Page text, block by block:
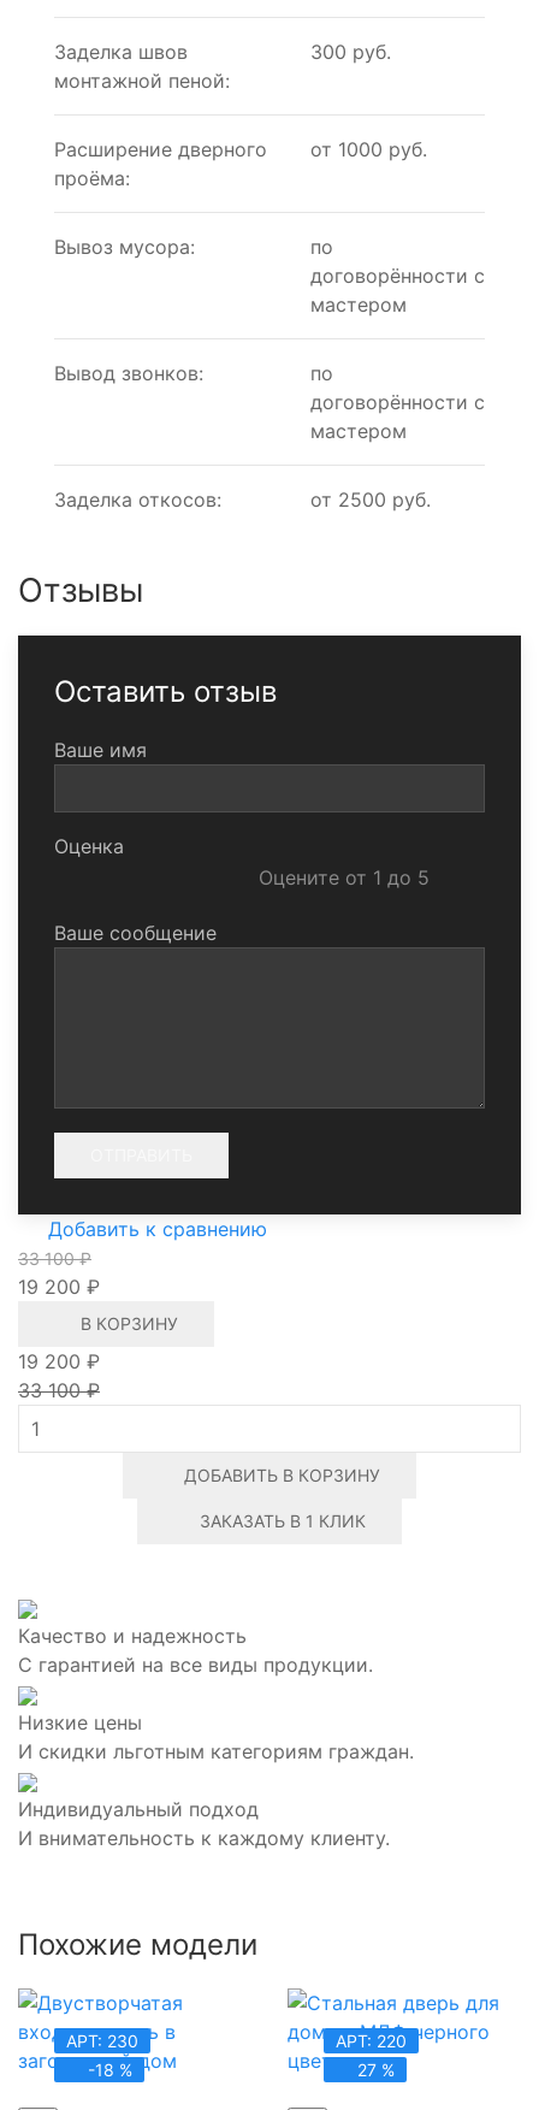
Заделка швов
монтажной пеной:
300 руб.
Расширение дверного
проёма:
от 1000 руб.
Вывоз мусора:
по
договорённости с
мастером
Вывод звонков:
по
договорённости с
мастером
Заделка откосов: от 2500 руб.
Отзывы
Оставить отзыв
Ваше имя
Оценка
Оцените от 1 до 5
Ваше сообщение
Добавить к сравнению
33 100 ₽
19 200 ₽
В КОРЗИНУ
19 200 ₽
33 100 ₽
ДОБАВИТЬ В КОРЗИНУ
ЗАКАЗАТЬ В 1 КЛИК
Качество и надежность
С гарантией на все виды продукции.
Низкие цены
И скидки льготным категориям граждан.
Индивидуальный подход
И внимательность к каждому клиенту.
Похожие модели
АРТ: 230
-18 %
АРТ: 220
27 %